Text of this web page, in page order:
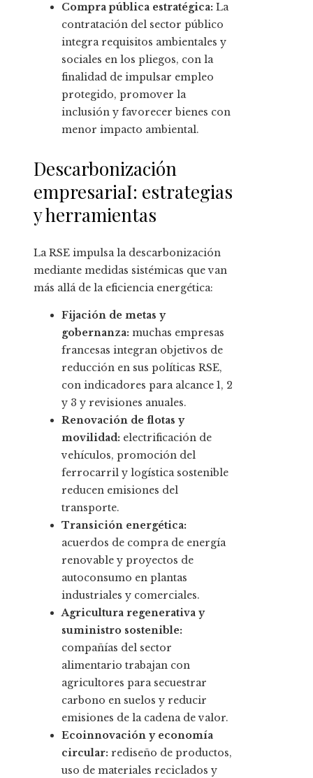
Compra pública estratégica: La
contratación del sector público
integra requisitos ambientales y
sociales en los pliegos, con la
finalidad de impulsar empleo
protegido, promover la
inclusión y favorecer bienes con
menor impacto ambiental.
Descarbonización
empresariaI: estrategias
y herramientas
La RSE impulsa la descarbonización
mediante medidas sistémicas que van
más allá de la eficiencia energética:
Fijación de metas y
gobernanza: muchas empresas
francesas integran objetivos de
reducción en sus políticas RSE,
con indicadores para alcance 1, 2
y 3 y revisiones anuales.
Renovación de flotas y
movilidad: electrificación de
vehículos, promoción del
ferrocarril y logística sostenible
reducen emisiones del
transporte.
Transición energética:
acuerdos de compra de energía
renovable y proyectos de
autoconsumo en plantas
industriales y comerciales.
Agricultura regenerativa y
suministro sostenible:
compañías del sector
alimentario trabajan con
agricultores para secuestrar
carbono en suelos y reducir
emisiones de la cadena de valor.
Ecoinnovación y economía
circular: rediseño de productos,
uso de materiales reciclados y